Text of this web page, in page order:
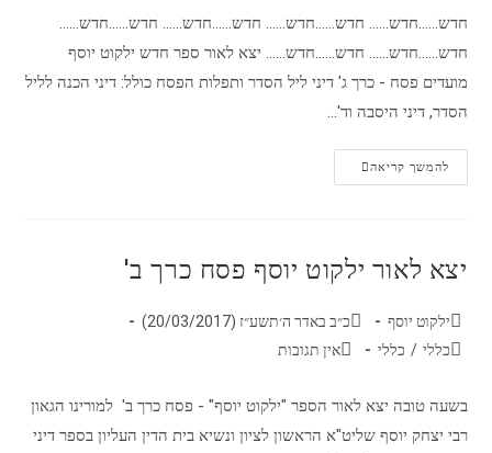
חדש......חדש...... חדש......חדש...... חדש......חדש...... חדש......חדש......
חדש......חדש...... חדש......חדש...... יצא לאור ספר חדש ילקוט יוסף
מועדים פסח - כרך ג' דיני ליל הסדר ותפלות הפסח כולל: דיני הכנה לליל
הסדר, דיני היסבה וד'…
להמשך קריאה
יצא לאור ילקוט יוסף פסח כרך ב'
ילקוט יוסף
כ״ב באדר ה׳תשע״ז (20/03/2017)
כללי / כללי אין תגובות
בשעה טובה יצא לאור הספר "ילקוט יוסף" - פסח כרך ב' למורינו הגאון
רבי יצחק יוסף שליט"א הראשון לציון ונשיא בית הדין העליון בספר דיני